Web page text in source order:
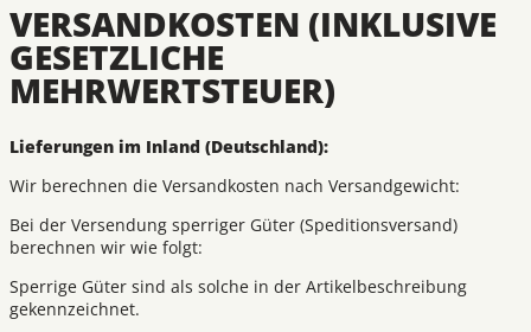
VERSANDKOSTEN (INKLUSIVE
GESETZLICHE
MEHRWERTSTEUER)
Lieferungen im Inland (Deutschland):
Wir berechnen die Versandkosten nach Versandgewicht:
Bei der Versendung sperriger Güter (Speditionsversand)
berechnen wir wie folgt:
Sperrige Güter sind als solche in der Artikelbeschreibung
gekennzeichnet.